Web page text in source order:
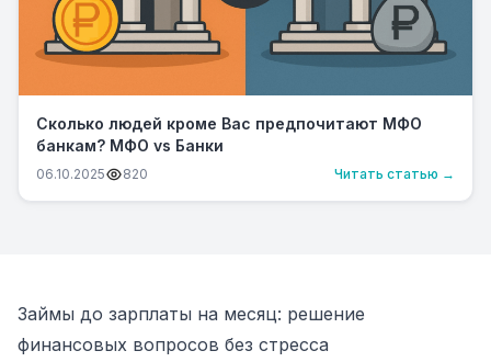
Сколько людей кроме Вас предпочитают МФО
банкам? МФО vs Банки
06.10.2025 820 Читать статью →
Займы до зарплаты на месяц: решение
финансовых вопросов без стресса